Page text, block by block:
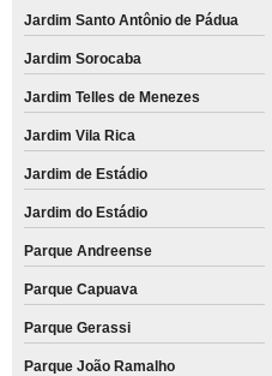
Jardim Santo Antônio de Pádua
Jardim Sorocaba
Jardim Telles de Menezes
Jardim Vila Rica
Jardim de Estádio
Jardim do Estádio
Parque Andreense
Parque Capuava
Parque Gerassi
Parque João Ramalho